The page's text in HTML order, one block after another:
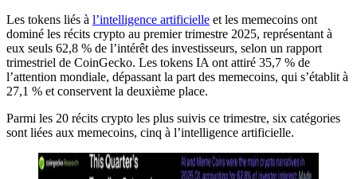
Les tokens liés à l’intelligence artificielle et les memecoins ont
dominé les récits crypto au premier trimestre 2025, représentant à
eux seuls 62,8 % de l’intérêt des investisseurs, selon un rapport
trimestriel de CoinGecko. Les tokens IA ont attiré 35,7 % de
l’attention mondiale, dépassant la part des memecoins, qui s’établit à
27,1 % et conservent la deuxième place.
Parmi les 20 récits crypto les plus suivis ce trimestre, six catégories
sont liées aux memecoins, cinq à l’intelligence artificielle.